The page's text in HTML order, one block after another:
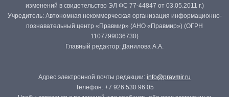
изменений в свидетельство ЭЛ ФС 77-44847 от 03.05.2011 г.)
Учредитель: Автономная некоммерческая организация информационно-
познавательный центр «Правмир» (АНО «Правмир») (ОГРН
1107799036730)
Главный редактор: Данилова А.А.
Адрес электронной почты редакции: info@pravmir.ru
Телефон: +7 926 530 96 05